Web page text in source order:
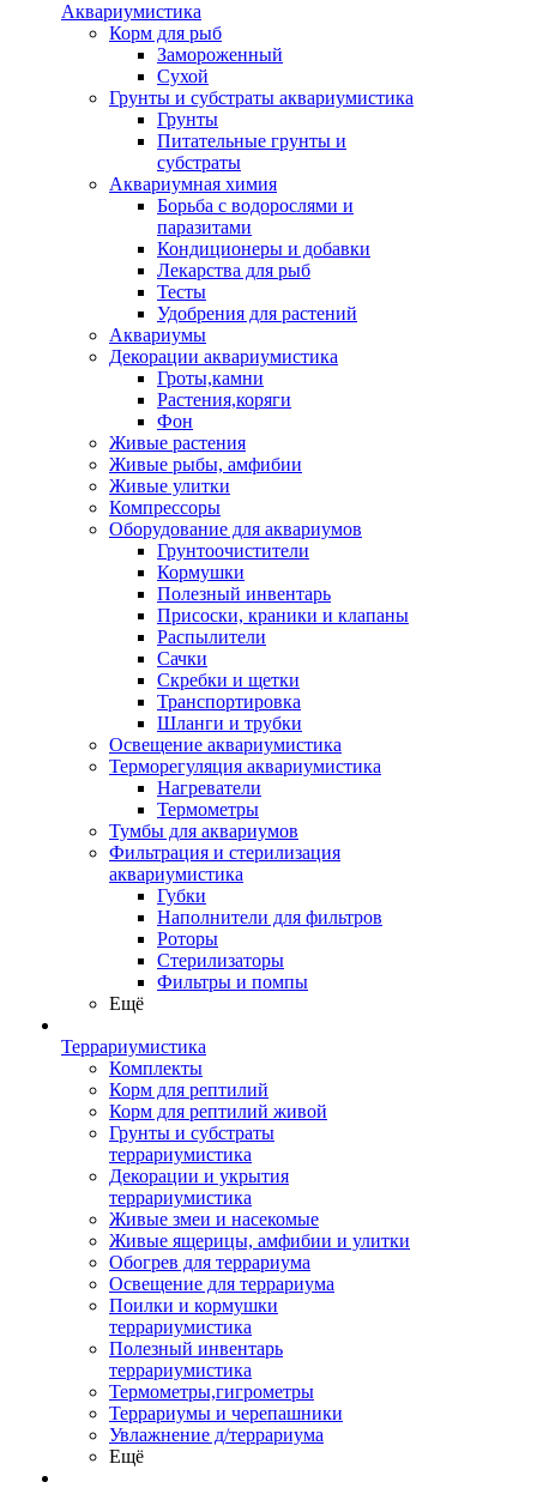
Аквариумистика
Корм для рыб
Замороженный
Сухой
Грунты и субстраты аквариумистика
Грунты
Питательные грунты и
субстраты
Аквариумная химия
Борьба с водорослями и
паразитами
Кондиционеры и добавки
Лекарства для рыб
Тесты
Удобрения для растений
Аквариумы
Декорации аквариумистика
Гроты,камни
Растения,коряги
Фон
Живые растения
Живые рыбы, амфибии
Живые улитки
Компрессоры
Оборудование для аквариумов
Грунтоочистители
Кормушки
Полезный инвентарь
Присоски, краники и клапаны
Распылители
Сачки
Скребки и щетки
Транспортировка
Шланги и трубки
Освещение аквариумистика
Терморегуляция аквариумистика
Нагреватели
Термометры
Тумбы для аквариумов
Фильтрация и стерилизация
аквариумистика
Губки
Наполнители для фильтров
Роторы
Стерилизаторы
Фильтры и помпы
Ещё
Террариумистика
Комплекты
Корм для рептилий
Корм для рептилий живой
Грунты и субстраты
террариумистика
Декорации и укрытия
террариумистика
Живые змеи и насекомые
Живые ящерицы, амфибии и улитки
Обогрев для террариума
Освещение для террариума
Поилки и кормушки
террариумистика
Полезный инвентарь
террариумистика
Термометры,гигрометры
Террариумы и черепашники
Увлажнение д/террариума
Ещё